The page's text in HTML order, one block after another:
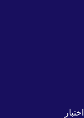
اختبار ALCPT (American Language Course Placement Test) هو اختبار معياري معتمد يُستخدم لقياس مستوى اللغة الإنجليزية، ويُعتمد عليه